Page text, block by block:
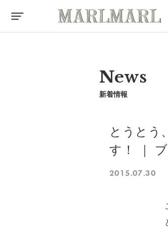
News
新着情報
とうと
す！ ｜
2015.07.30